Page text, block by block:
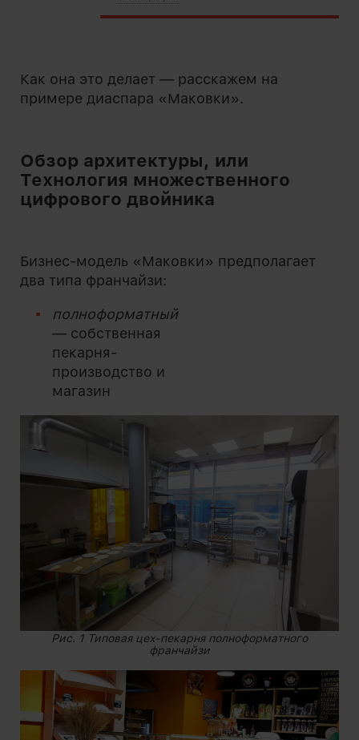
Как она это делает — расскажем на
примере диаспара «Маковки».
Обзор архитектуры, или
Технология множественного
цифрового двойника
Бизнес-модель «Маковки» предполагает
два типа франчайзи:
полноформатный
— собственная
пекарня-
производство и
магазин
Рис. 1 Типовая цех-пекарня полноформатного
франчайзи